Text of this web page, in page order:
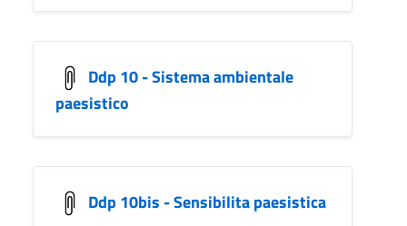
Ddp 10 - Sistema ambientale
paesistico
Ddp 10bis - Sensibilita paesistica